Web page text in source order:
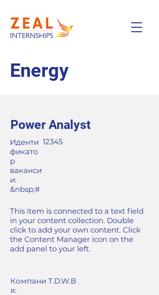
Energy
Power Analyst
Иденти
фикато
р
ваканси
и:
&nbsp;#
12345
This item is connected to a text field
in your content collection. Double
click to add your own content. Click
the Content Manager icon on the
add panel to your left.
Компани
я:
T.D.W.B